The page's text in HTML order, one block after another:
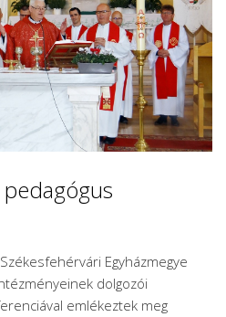
Egyházmegye
dolgozói
emlékeztek meg